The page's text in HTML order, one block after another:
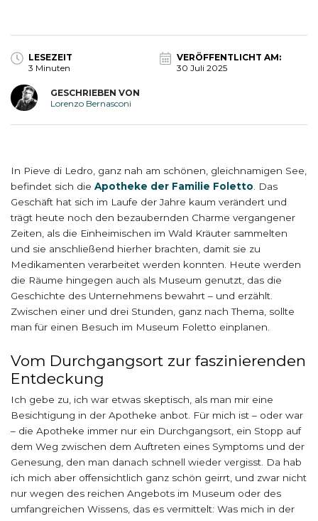
LESEZEIT
3 Minuten
VERÖFFENTLICHT AM:
30 Juli 2025
GESCHRIEBEN VON
Lorenzo Bernasconi
In Pieve di Ledro, ganz nah am schönen, gleichnamigen See,
befindet sich die Apotheke der Familie Foletto . Das
Geschäft hat sich im Laufe der Jahre kaum verändert und
trägt heute noch den bezaubernden Charme vergangener
Zeiten, als die Einheimischen im Wald Kräuter sammelten
und sie anschließend hierher brachten, damit sie zu
Medikamenten verarbeitet werden konnten. Heute werden
die Räume hingegen auch als Museum genutzt, das die
Geschichte des Unternehmens bewahrt – und erzählt.
Zwischen einer und drei Stunden, ganz nach Thema, sollte
man für einen Besuch im Museum Foletto einplanen.
Vom Durchgangsort zur faszinierenden
Entdeckung
Ich gebe zu, ich war etwas skeptisch, als man mir eine
Besichtigung in der Apotheke anbot. Für mich ist – oder war
– die Apotheke immer nur ein Durchgangsort, ein Stopp auf
dem Weg zwischen dem Auftreten eines Symptoms und der
Genesung, den man danach schnell wieder vergisst. Da hab
ich mich aber offensichtlich ganz schön geirrt, und zwar nicht
nur wegen des reichen Angebots im Museum oder des
umfangreichen Wissens, das es vermittelt: Was mich in der